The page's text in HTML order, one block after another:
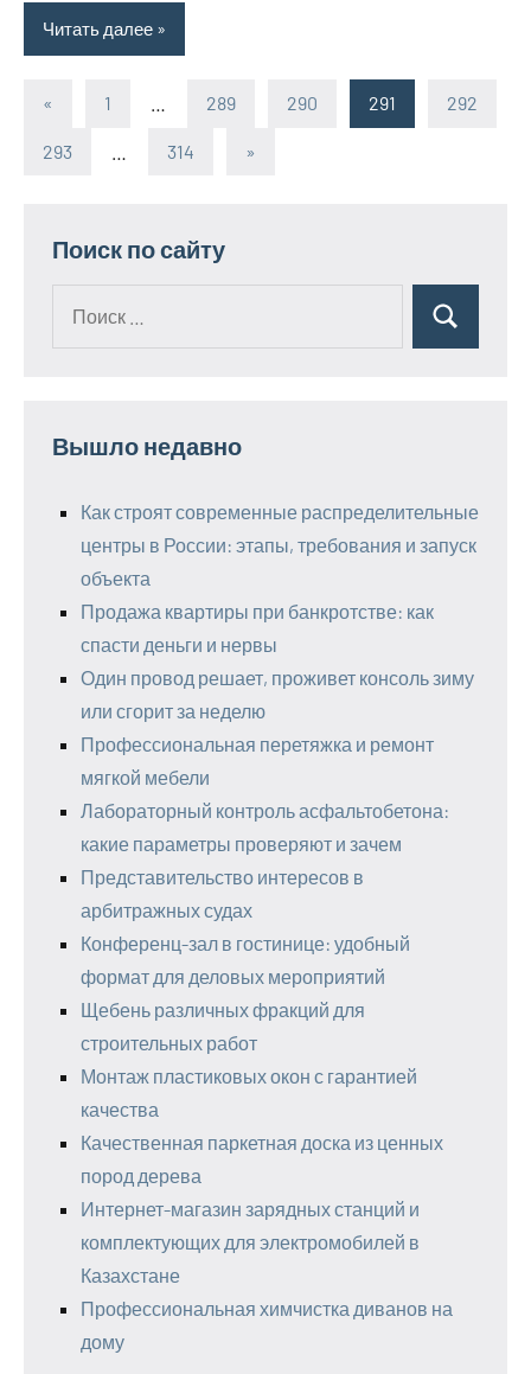
Читать далее
Пагинация
«
Предыдущие
1 289 290 291 292
293 314
Следующие
»
Поиск по сайту
Поиск
Вышло недавно
Как строят современные распределительные
центры в России: этапы, требования и запуск
объекта
Продажа квартиры при банкротстве: как
спасти деньги и нервы
Один провод решает, проживет консоль зиму
или сгорит за неделю
Профессиональная перетяжка и ремонт
мягкой мебели
Лабораторный контроль асфальтобетона:
какие параметры проверяют и зачем
Представительство интересов в
арбитражных судах
Конференц-зал в гостинице: удобный
формат для деловых мероприятий
Щебень различных фракций для
строительных работ
Монтаж пластиковых окон с гарантией
качества
Качественная паркетная доска из ценных
пород дерева
Интернет-магазин зарядных станций и
комплектующих для электромобилей в
Казахстане
Профессиональная химчистка диванов на
дому